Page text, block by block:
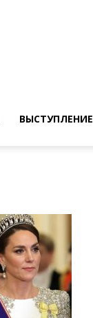
ВЫСТУПЛЕНИЕ